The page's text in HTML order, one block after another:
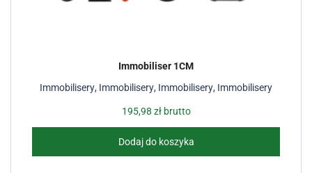
Immobilisery, Immobilisery, Immobilisery, Immobilisery
Immobiliser 1CM
195,98 złbrutto
Dodaj do koszyka